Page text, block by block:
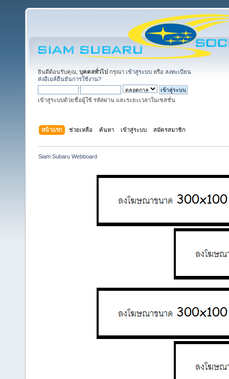
ยินดีต้อนรับคุณ, บุคคลทั่วไป กรุณา เข้าสู่ระบบ หรือ ลงทะเบียน
ส่งอีเมล์ยืนยันการใช้งาน?
เข้าสู่ระบบด้วยชื่อผู้ใช้ รหัสผ่าน และระยะเวลาในเซสชั่น
หน้าแรก ช่วยเหลือ ค้นหา เข้าสู่ระบบ สมัครสมาชิก
Siam Subaru Webboard